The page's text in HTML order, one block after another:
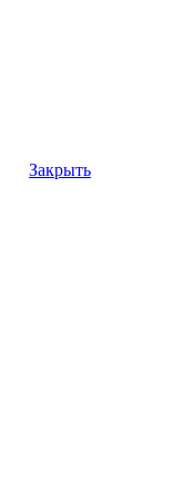
Закрыть